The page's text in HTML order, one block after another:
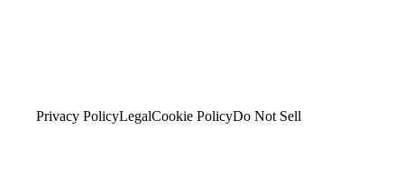
Privacy PolicyLegalCookie PolicyDo Not Sell